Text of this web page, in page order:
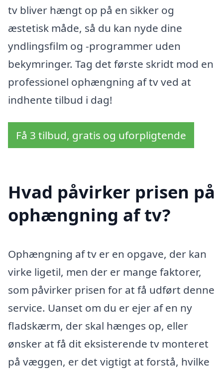
tv bliver hængt op på en sikker og
æstetisk måde, så du kan nyde dine
yndlingsfilm og -programmer uden
bekymringer. Tag det første skridt mod en
professionel ophængning af tv ved at
indhente tilbud i dag!
Få 3 tilbud, gratis og uforpligtende
Hvad påvirker prisen på
ophængning af tv?
Ophængning af tv er en opgave, der kan
virke ligetil, men der er mange faktorer,
som påvirker prisen for at få udført denne
service. Uanset om du er ejer af en ny
fladskærm, der skal hænges op, eller
ønsker at få dit eksisterende tv monteret
på væggen, er det vigtigt at forstå, hvilke